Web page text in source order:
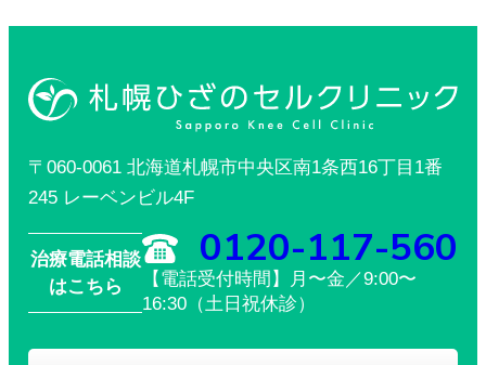
〒060-0061 北海道札幌市中央区南1条西16丁目1番
245 レーベンビル4F
治療電話相談
はこちら
0120-117-560
【電話受付時間】月〜金／9:00〜
16:30（土日祝休診）